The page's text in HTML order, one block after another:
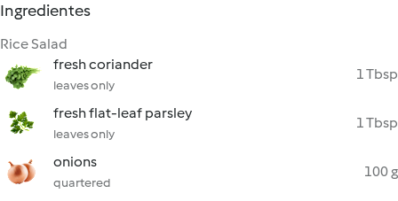
Ingredientes
Rice Salad
fresh coriander
leaves only
1 Tbsp
fresh flat-leaf parsley
leaves only
1 Tbsp
onions
quartered
100 g